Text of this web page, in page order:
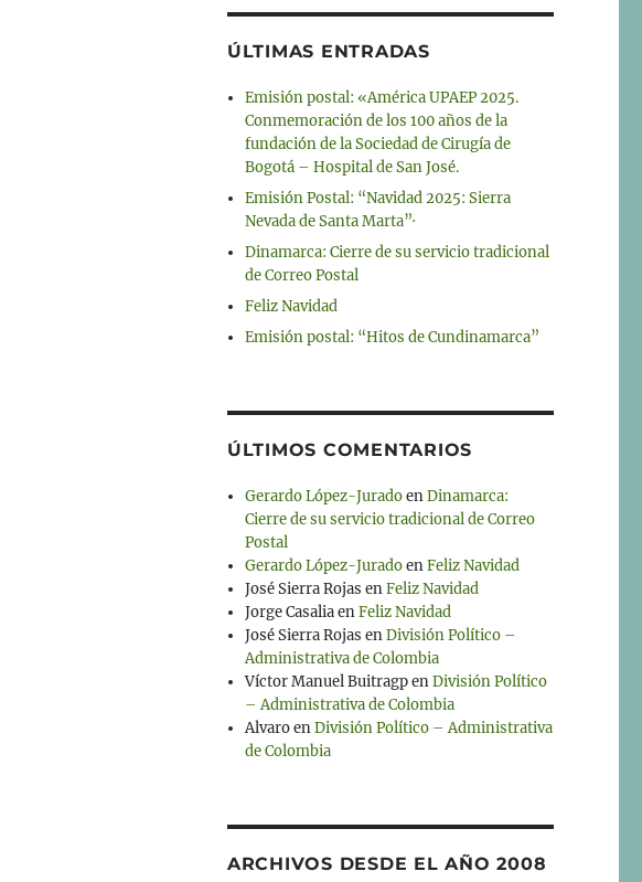
ÚLTIMAS ENTRADAS
Emisión postal: «América UPAEP 2025.
Conmemoración de los 100 años de la
fundación de la Sociedad de Cirugía de
Bogotá – Hospital de San José.
Emisión Postal: “Navidad 2025: Sierra
Nevada de Santa Marta”·
Dinamarca: Cierre de su servicio tradicional
de Correo Postal
Feliz Navidad
Emisión postal: “Hitos de Cundinamarca”
ÚLTIMOS COMENTARIOS
Gerardo López-JuradoenDinamarca:
Cierre de su servicio tradicional de Correo
Postal
Gerardo López-JuradoenFeliz Navidad
José Sierra Rojas enFeliz Navidad
Jorge CasaliaenFeliz Navidad
José Sierra Rojas enDivisión Político –
Administrativa de Colombia
Víctor Manuel BuitragpenDivisión Político
– Administrativa de Colombia
AlvaroenDivisión Político – Administrativa
de Colombia
ARCHIVOS DESDE EL AÑO 2008